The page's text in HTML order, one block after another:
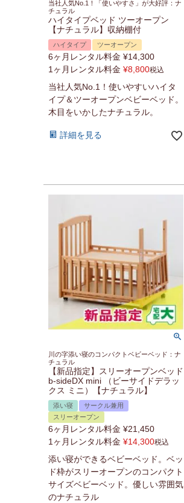
当社人気No.1！「使いやすさ」が大好評：ナ
チュラル
ハイタイプベッド ツーオープン
【ナチュラル】収納棚付
ハイタイプ ツーオープン
6ヶ月レンタル料金 ¥14,300
1ヶ月レンタル料金 ¥8,800税込
当社人気No.1！使いやすいハイタ
イプ＆ツーオープンベビーベッド。
木目をいかしたナチュラル。
詳細を見る
川の字添い寝のコンパクトベビーベッド：ナ
チュラル
【新品指定】スリーオープンベッド
b-sideDX mini （ビーサイドデラッ
クス ミニ）【ナチュラル】
添い寝
サークル兼用
スリーオープン
6ヶ月レンタル料金 ¥21,450
1ヶ月レンタル料金 ¥14,300税込
添い寝ができるベビーベッド。ベッ
ド枠がスリーオープンのコンパクト
サイズベビーベッド。優しい雰囲気
のナチュラル